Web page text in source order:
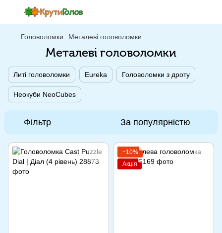
Головоломки Металеві головоломки
Металеві головоломки
Литі головоломки Eureka Головоломки з дроту
Неокуби NeoCubes
Фільтр За популярністю
−10%
Акція